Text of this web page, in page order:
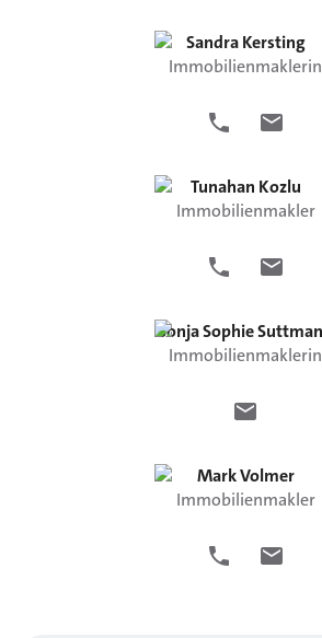
Sandra Kersting
Immobilienmaklerin
Tunahan Kozlu
Immobilienmakler
Sonja Sophie
Immobilienmaklerin
MarkVolmer
Immobilienmakler